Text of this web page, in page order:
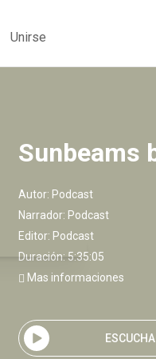
Unirse
Sunbeams
Autor: Podcast
Narrador: Podcast
Editor: Podcast
Duración: 5:35:05
Mas informaciones
ESCUCHA